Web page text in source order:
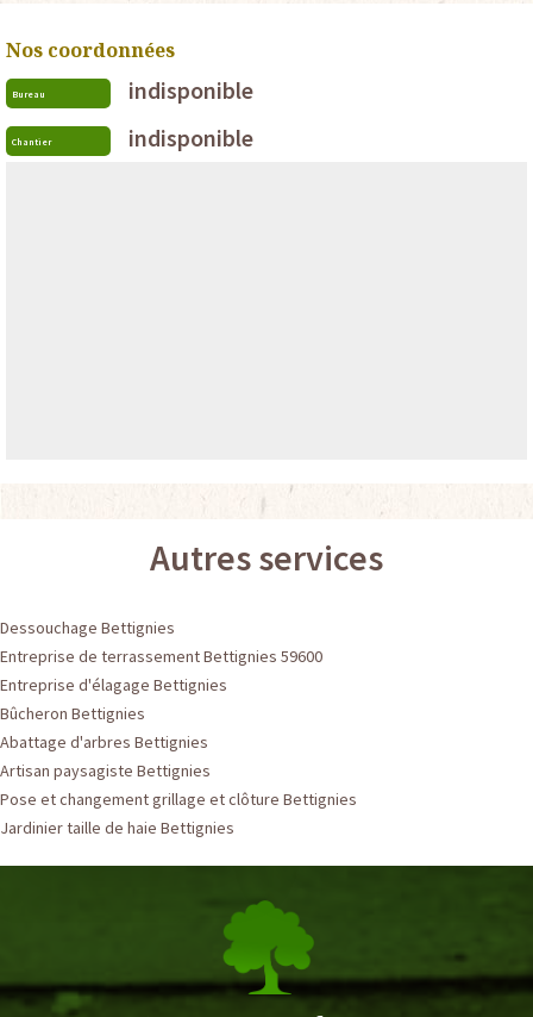
Nos coordonnées
Bureau indisponible
Chantier indisponible
Autres services
Dessouchage Bettignies
Entreprise de terrassement Bettignies 59600
Entreprise d'élagage Bettignies
Bûcheron Bettignies
Abattage d'arbres Bettignies
Artisan paysagiste Bettignies
Pose et changement grillage et clôture Bettignies
Jardinier taille de haie Bettignies